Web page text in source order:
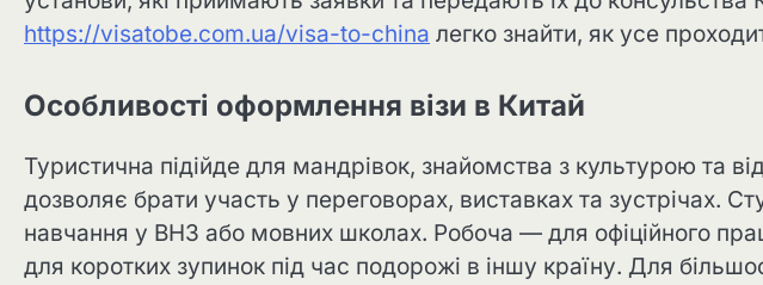
https://visatobe.com.ua/visa-to-china легко знайти, як усе
Особливості оформлення візи в Китай
Туристична підійде для мандрівок, знайомства з культурою та
дозволяє брати участь у переговорах, виставках та зустрічах.
навчання у ВНЗ або мовних школах. Робоча — для офіційного
для коротких зупинок під час подорожі в іншу країну. Для